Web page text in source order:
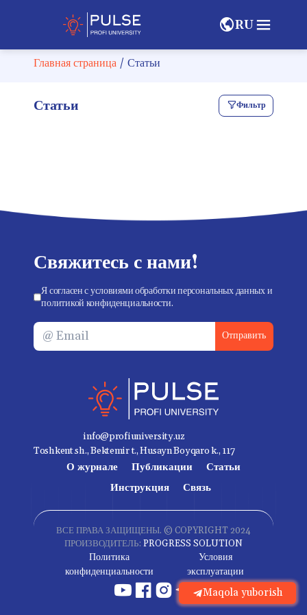
Maqola yuborish
RU
Главная страница / Статьи
Статьи Фильтр
Свяжитесь с нами!
Я согласен с условиями обработки персональных данных и
политикой конфиденциальности.
Отправить
info@profiuniversity.uz
Toshkent sh., Bektemir t., Husayn Boyqaro k., 117
О журнале Публикации
Статьи
Инструкция
Связь
ВСЕ ПРАВА ЗАЩИЩЕНЫ. © COPYRIGHT 2024
ПРОИЗВОДИТЕЛЬ: PROGRESS SOLUTION
Политика
конфиденциальности
Условия
эксплуатации